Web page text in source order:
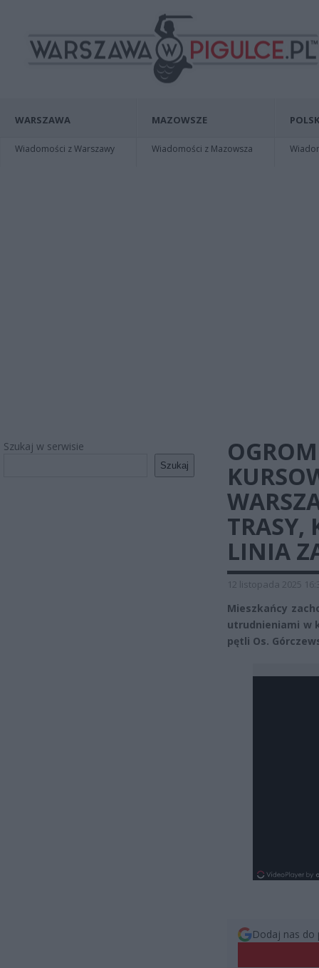
WARSZAWA
Wiadomości z Warszawy
MAZOWSZE
Wiadomości z Mazowsza
Szukaj w serwisie
Szukaj
TRASY,
LINIA
12 listopada 2025
Mieszkańcy
utrudnieniami w
pętli Os.
Dodaj nas do